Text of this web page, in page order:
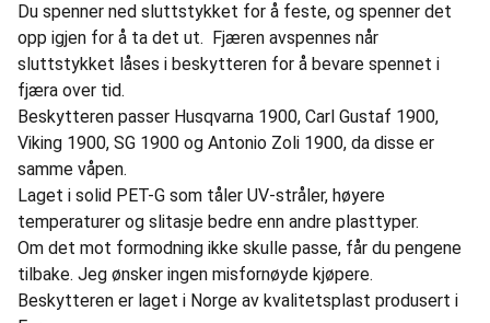
Du spenner ned sluttstykket for å feste, og spenner det
opp igjen for å ta det ut. Fjæren avspennes når
sluttstykket låses i beskytteren for å bevare spennet i
fjæra over tid.
Beskytteren passer Husqvarna 1900, Carl Gustaf 1900,
Viking 1900, SG 1900 og Antonio Zoli 1900, da disse er
samme våpen.
Laget i solid PET-G som tåler UV-stråler, høyere
temperaturer og slitasje bedre enn andre plasttyper.
Om det mot formodning ikke skulle passe, får du pengene
tilbake. Jeg ønsker ingen misfornøyde kjøpere.
Beskytteren er laget i Norge av kvalitetsplast produsert i